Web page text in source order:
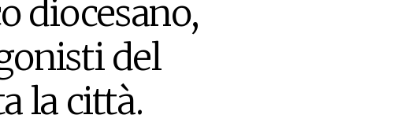
diocesano,
del
la città.